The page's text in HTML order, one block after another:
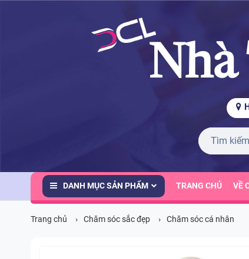
DANH MỤC SẢN PHẨM TRANG CHỦ VỀ
Trang chủ Chăm sóc sắc đẹp Chăm sóc cá nhân